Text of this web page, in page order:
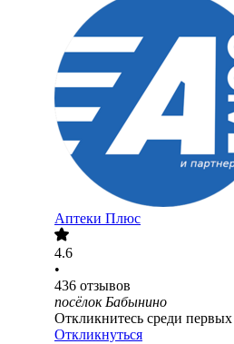
Аптеки Плюс
4.6
•
436 отзывов
посёлок Бабынино
Откликнитесь среди первых
Откликнуться